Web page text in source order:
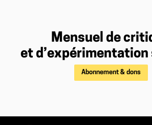
Mensuel de
et d’expérimentation
Abonnement & dons